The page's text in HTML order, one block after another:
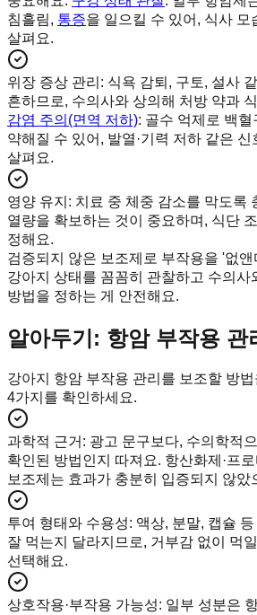
침흘림, 통증을 일으킬 수 있어, 식사 모
살펴요.
위장 증상 관리 : 식욕 감퇴, 구토, 설사
흔하므로, 수의사와 상의해 처방 약과
감염 주의(면역 저하): 골수 억제로 백혈
약해질 수 있어, 발열·기력 저하 같은 신
살펴요.
영양 유지 : 치료 중 체중 감소를 막도록
열량을 확보하는 것이 중요하며, 식단
정해요.
검증되지 않은 보조제로 부작용을 '없
강아지 상태를 꼼꼼히 관찰하고 수의사
방법을 정하는 게 안전해요.
알아두기: 항암 부작용 관
강아지 항암 부작용 관리를 보조할 방
4가지를 확인하세요.
과학적 근거 : 광고 문구보다, 수의학적
확인된 방법인지 따져요. 항산화제·프
보조제는 효과가 충분히 입증되지 않았
투여 형태와 수용성: 액상, 분말, 캡슐
잘 먹는지 달라지므로, 거부감 없이 먹
선택해요.
상호작용·부작용 가능성: 일부 성분은